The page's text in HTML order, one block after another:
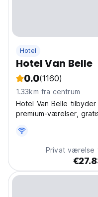
Hotel
Hotel Van Belle
0.0(1160)
1.33km fra centrum
Hotel Van Belle
premium-værelser,
Det er beliggende tæt
Privat værelse